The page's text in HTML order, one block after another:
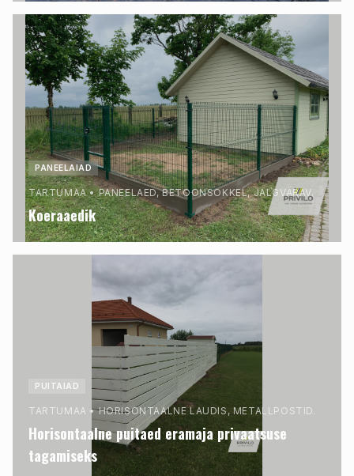
PANEELAIAD
TARTUMAA•PANEELAED, BETOONSOKKEL, JALGVÄRAV.
Koeraaedik
PUITAIAD
TARTUMAA •HORISONTAALNE LAUDIS, METALLPOSTID.
Horisontaalne puitaed eramaja privaatsuse
tagamiseks